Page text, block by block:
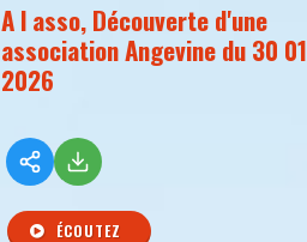
A l asso, Découverte d'une
association Angevine du 30 01
2026
ÉCOUTEZ